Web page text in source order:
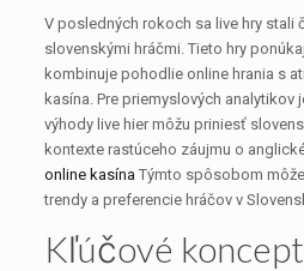
V posledných rokoch sa live hry stali
slovenskými hráčmi. Tieto hry
kombinuje pohodlie online hrania s
kasína. Pre priemyslových
výhody live hier môžu priniesť
kontexte rastúceho záujmu o
online kasínaTýmto spôsobom
trendy a preferencie hráčov v
Kľúčové